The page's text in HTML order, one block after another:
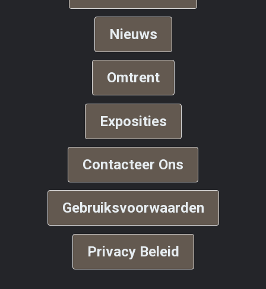
Nieuws
Omtrent
Exposities
Contacteer Ons
Gebruiksvoorwaarden
Privacy Beleid